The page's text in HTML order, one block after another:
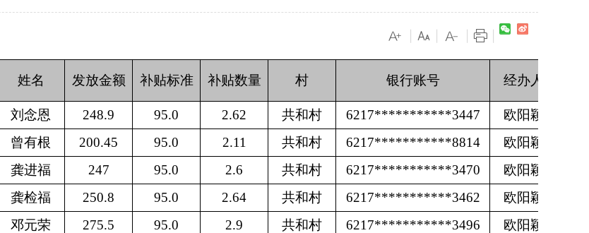
姓名 发放金额 补贴标准 补贴数量 村 银行账号 经办人
刘念恩 248.9 95.0 2.62 共和村 6217***********3447
欧阳颖
曾有根 200.45 95.0 2.11 共和村 6217***********8814
欧阳颖
龚进福 247 95.0 2.6 共和村 6217***********3470
欧阳颖
龚检福 250.8 95.0 2.64 共和村 6217***********3462
欧阳颖
邓元荣 275.5 95.0 2.9 共和村 6217***********3496
欧阳颖